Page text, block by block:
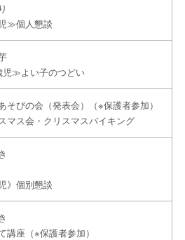
≫個人懇談
≫よい子のつどい
そびの会（発表会）（※保護者参加）
マス会・クリスマスバイキング
》個別懇談
講座（※保護者参加）